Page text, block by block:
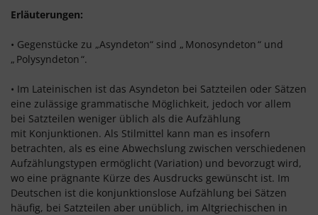
Erläuterungen:
• Gegenstücke zu „Asyndeton“ sind „ Monosyndeton“ und
„ Polysyndeton“.
• Im Lateinischen ist das Asyndeton bei Satzteilen oder Sätzen
eine zulässige grammatische Möglichkeit, jedoch vor allem
bei Satzteilen weniger üblich als die Aufzählung
mit Konjunktionen. Als Stilmittel kann man es insofern
betrachten, als es eine Abwechslung zwischen verschiedenen
Aufzählungstypen ermöglicht (Variation) und bevorzugt wird,
wo eine prägnante Kürze des Ausdrucks gewünscht ist. Im
Deutschen ist die konjunktionslose Aufzählung bei Sätzen
häufig, bei Satzteilen aber unüblich, im Altgriechischen in